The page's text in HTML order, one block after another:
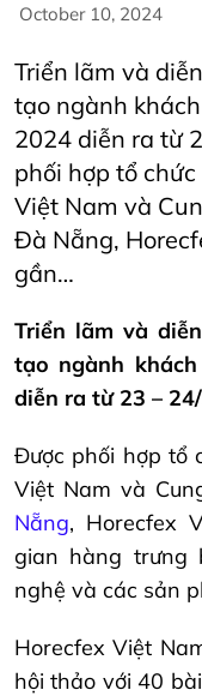
October 10, 2024
Triển lãm và
tạo ngành
2024 diễn ra từ
phối hợp tổ
Việt Nam và
Đà Nẵng,
gần…
Triển lãm và
tạo ngành
diễn ra từ 23 –
Được phối hợp tổ
Việt Nam và
Nẵng, Horecfex
gian hàng trưng
nghệ và các sản
Horecfex Việt
hội thảo với 40